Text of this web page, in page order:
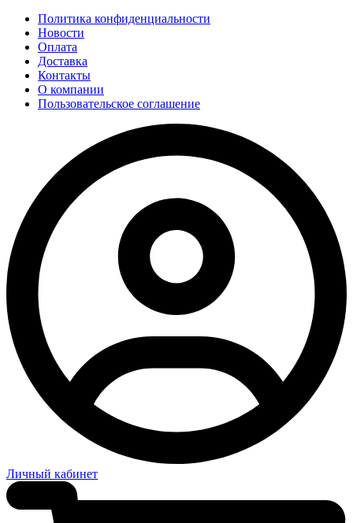
Политика конфиденциальности
Новости
Оплата
Доставка
Контакты
О компании
Пользовательское соглашение
Личный кабинет